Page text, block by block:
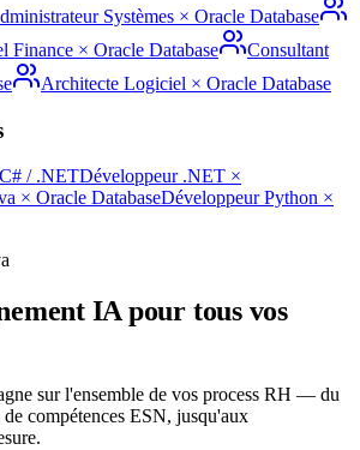
Systèmes × Oracle Database
Finance × Oracle Database
Consultant
Architecte Logiciel × Oracle Database
C# / .NETDéveloppeur .NET ×
× Oracle DatabaseDéveloppeur Python ×
IA pour tous vos
sur l'ensemble de vos process RH — du
compétences ESN, jusqu'aux